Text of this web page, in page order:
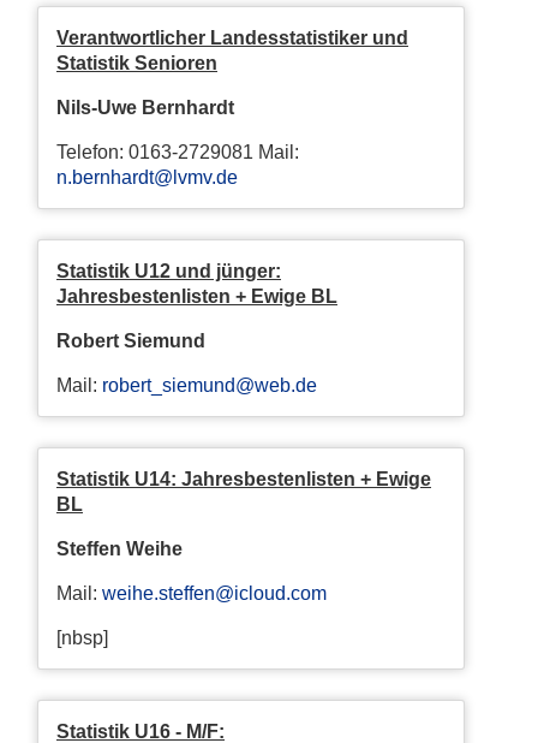
Verantwortlicher Landesstatistiker und
Statistik Senioren
Nils-Uwe Bernhardt
Telefon: 0163-2729081 Mail:
n.bernhardt@lvmv.de
Statistik U12 und jünger:
Jahresbestenlisten + Ewige BL
Robert Siemund
Mail: robert_siemund@web.de
Statistik U14: Jahresbestenlisten + Ewige
BL
Steffen Weihe
Mail: weihe.steffen@icloud.com
[nbsp]
Statistik U16 - M/F: